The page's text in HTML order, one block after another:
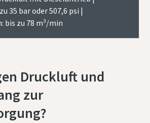
35 bar oder 507,6 psi |
bis zu 78 m³/min
Druckluft und
zur